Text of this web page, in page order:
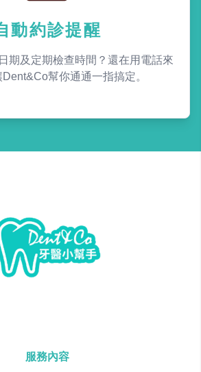
動約診提醒
期及定期檢查時間？還在用電話來
幫你通通一指搞定。
服務內容